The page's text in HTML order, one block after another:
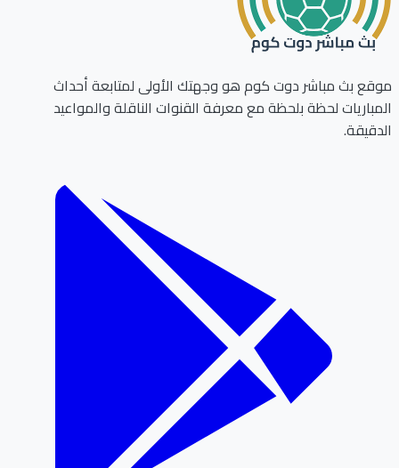
بث مباشر دوت كوم هو وجهتك الأولى لمتابعة أحداث
لحظة بلحظة مع معرفة القنوات الناقلة والمواعيد